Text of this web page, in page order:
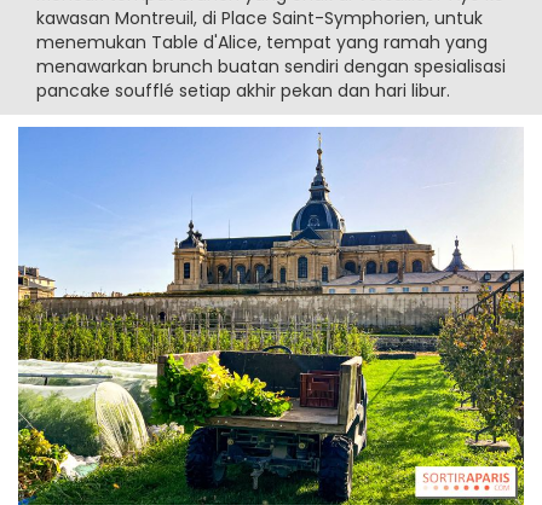
kawasan Montreuil, di Place Saint-Symphorien, untuk
menemukan Table d'Alice, tempat yang ramah yang
menawarkan brunch buatan sendiri dengan spesialisasi
pancake soufflé setiap akhir pekan dan hari libur.